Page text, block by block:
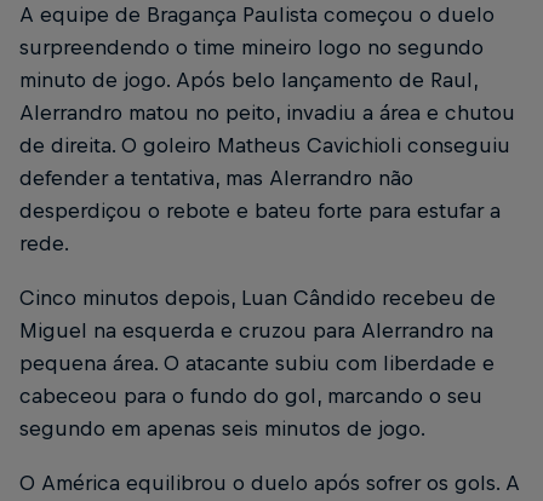
A equipe de Bragança Paulista começou o duelo
surpreendendo o time mineiro logo no segundo
minuto de jogo. Após belo lançamento de Raul,
Alerrandro matou no peito, invadiu a área e chutou
de direita. O goleiro Matheus Cavichioli conseguiu
defender a tentativa, mas Alerrandro não
desperdiçou o rebote e bateu forte para estufar a
rede.
Cinco minutos depois, Luan Cândido recebeu de
Miguel na esquerda e cruzou para Alerrandro na
pequena área. O atacante subiu com liberdade e
cabeceou para o fundo do gol, marcando o seu
segundo em apenas seis minutos de jogo.
O América equilibrou o duelo após sofrer os gols. A